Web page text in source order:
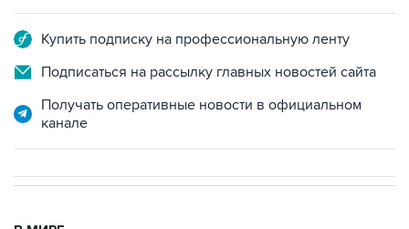
Купить подписку на профессиональную ленту
Подписаться на рассылку главных новостей сайта
Получать оперативные новости в официальном
канале